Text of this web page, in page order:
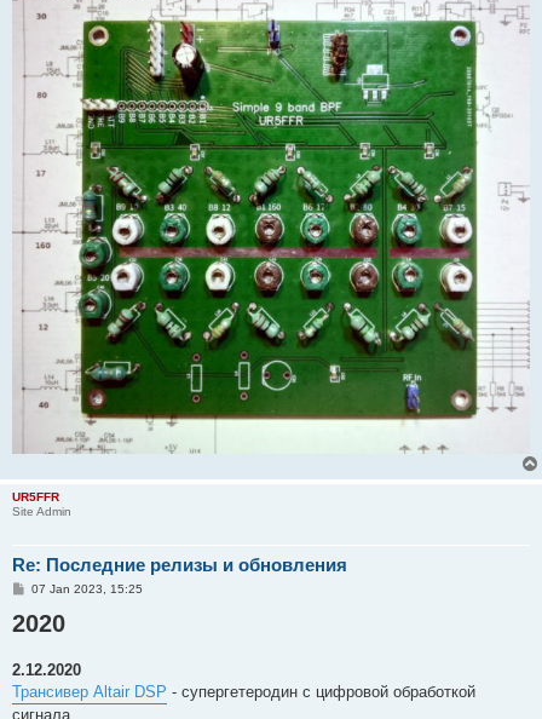
UR5FFR
Site Admin
Re: Последние релизы и обновления
P
s
t
07 Jan 2023, 15:25
2020
2.12.2020
Трансивер Altair DSP - супергетеродин с цифровой обработкой
сигнала